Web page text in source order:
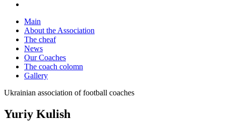
Main
About the Association
The cheaf
News
Our Coaches
The coach colomn
Gallery
Ukrainian association of football coaches
Yuriy Kulish